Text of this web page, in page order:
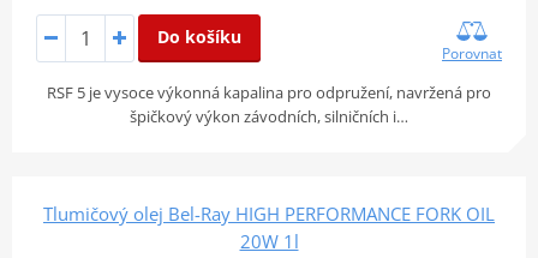
Do košíku
Porovnat
RSF 5 je vysoce výkonná kapalina pro odpružení, navržená pro
špičkový výkon závodních, silničních i…
Tlumičový olej Bel-Ray HIGH PERFORMANCE FORK OIL
20W 1l